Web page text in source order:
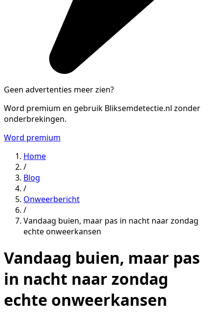
Geen advertenties meer zien?
Word premium en gebruik Bliksemdetectie.nl zonder
onderbrekingen.
Word premium
Home
/
Blog
/
Onweerbericht
/
Vandaag buien, maar pas in nacht naar zondag
echte onweerkansen
Vandaag buien, maar pas
in nacht naar zondag
echte onweerkansen